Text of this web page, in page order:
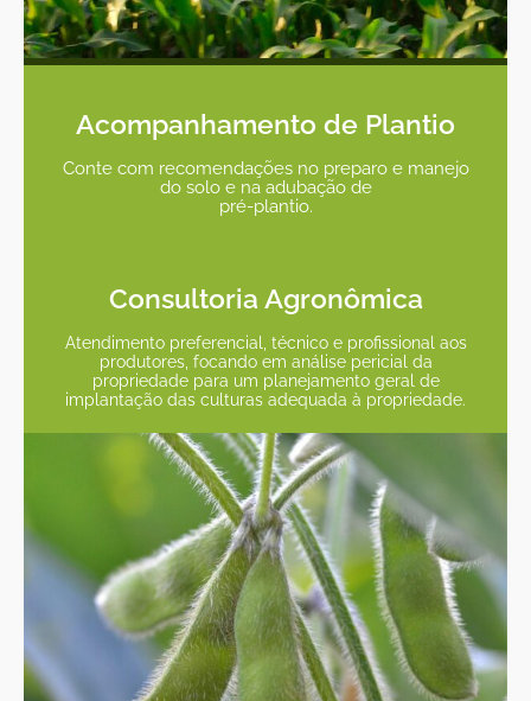
Acompanhamento de Plantio
Conte com recomendações no preparo e manejo
do solo e na adubação de
pré-plantio.
Consultoria Agronômica
Atendimento preferencial, técnico e profissional aos
produtores, focando em análise pericial da
propriedade para um planejamento geral de
implantação das culturas adequada à propriedade.